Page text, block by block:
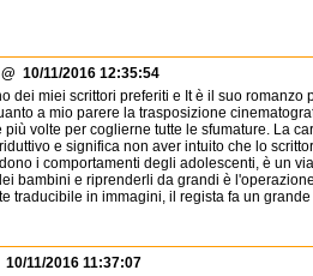
@ 10/11/2016 12:35:54
dei miei scrittori preferiti e It è il suo
a mio parere la trasposizione
più volte per coglierne tutte le sfumature. La
e significa non aver intuito che lo
i comportamenti degli adolescenti, è un
bambini e riprenderli da grandi è
traducibile in immagini, il regista fa un
10/11/2016 11:37:07